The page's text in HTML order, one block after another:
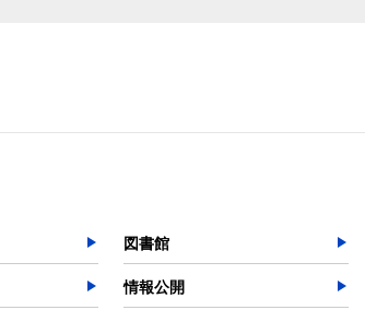
図書館
情報公開